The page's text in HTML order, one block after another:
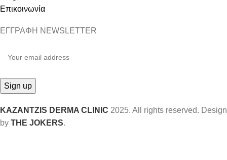
Επικοινωνία
ΕΓΓΡΑΦΗ NEWSLETTER
KAZANTZIS DERMA CLINIC 2025. All rights reserved. Design
by THE JOKERS.